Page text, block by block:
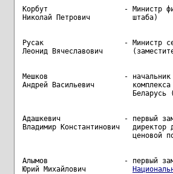
Корбут                  - Министр
Русак                   - Министр
Мешков                  - начальник
Андрей Васильевич         комплекса
Адашкевич               - первый
Владимир Константинович   директор
Алымов                  - первый
Юрий Михайлович